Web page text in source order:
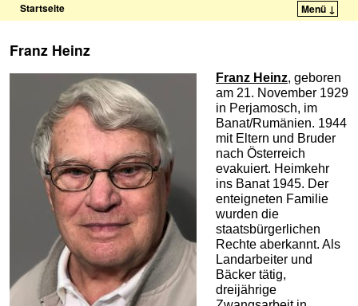
Startseite Menü ↓
Franz Heinz
Franz Heinz, geboren
am 21. November 1929
in Perjamosch, im
Banat/Rumänien. 1944
mit Eltern und Bruder
nach Österreich
evakuiert. Heimkehr
ins Banat 1945. Der
enteigneten Familie
wurden die
staatsbürgerlichen
Rechte aberkannt. Als
Landarbeiter und
Bäcker tätig,
dreijährige